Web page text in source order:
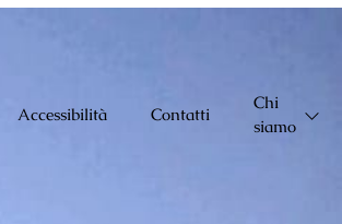
Accessibilità Contatti
Chi
siamo